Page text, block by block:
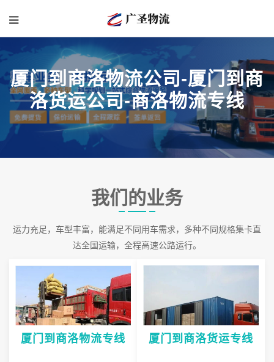
厦门到商洛物流公司-厦门到商
洛货运公司-商洛物流专线
我们的业务
运力充足，车型丰富，能满足不同用车需求，多种不同规格集卡直
达全国运输，全程高速公路运行。
厦门到商洛物流专线 厦门到商洛货运专线